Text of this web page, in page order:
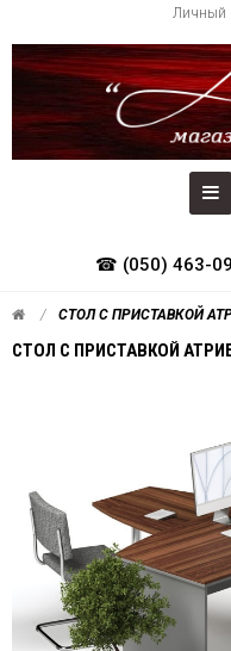
Личный
☎ (050) 463-
СТОЛ С ПРИСТАВКОЙ
СТОЛ С ПРИСТАВКОЙ